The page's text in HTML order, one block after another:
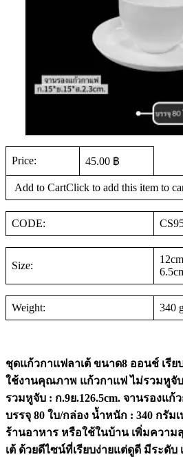
Price: 45.00 ฿
Add to CartClick to add this item to
CODE:
Size:
Weight: 340
ชุดแก้วกาแฟลาเต้ ขนาด8 ออนช์ เรี
ใช้งานคุณภาพ แก้วกาแฟ ไม่รวมหูจับ
รวมหูจับ : ก.9ย.126.5cm. จานรองแก้
บรรจุ 80 ใบ/กล่อง น้ำหนัก : 340 กรัม
ร้านอาหาร หรือใช้ในบ้าน เพิ่มควา
เต้ ด้วยดีไซน์ที่เรียบง่ายแต่ดูดี มีระดั